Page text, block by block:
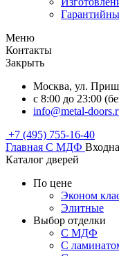
Меню
Контакты
Закрыть
Москва, ул.
с 8:00 до 23:00
info@metal-
+7 (495) 755-16-40
Главная С МДФ
Каталог дверей
По цене
Эконом
Элитные
Выбор отделки
С МДФ
С